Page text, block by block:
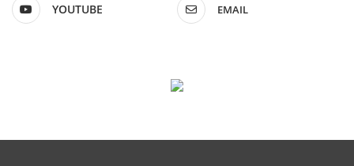
YOUTUBE EMAIL